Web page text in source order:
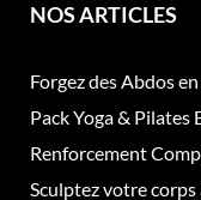
NOS ARTICLES
Forgez des Abdos
Pack Yoga & Pilates
Renforcement
Sculptez votre